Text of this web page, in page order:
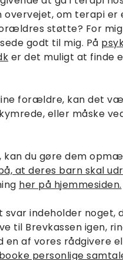
overvejet, om terapi er
støtte? For
godt til mig. På
er det muligt at finde
forældre, kan det
eller måske
kan du gøre dem
at deres barn skal
her på hjemmesiden.
indeholder noget,
til Brevkassen igen,
en af vores
booke personlige